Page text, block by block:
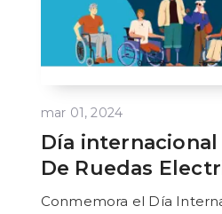
mar 01, 2024
Día internacional
De Ruedas
Conmemora el Día